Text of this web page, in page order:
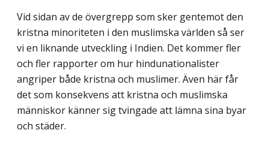
Vid sidan av de övergrepp som sker gentemot den
kristna minoriteten i den mus­limska världen så ser
vi en liknande utveckling i Indien. Det kommer fler
och fler rapporter om hur hindunationalister
angriper både kristna och muslimer. Även här får
det som konsekvens att kristna och muslimska
människor känner sig tvingade att lämna sina byar
och städer.